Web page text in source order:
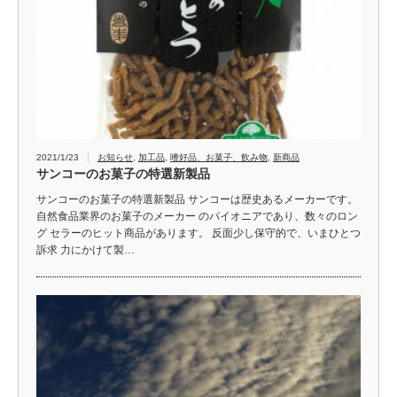
2021/1/23 お知らせ, 加工品, 嗜好品、お菓子、飲み物, 新商品
サンコーのお菓子の特選新製品
サンコーのお菓子の特選新製品 サンコーは歴史あるメーカーです。
自然食品業界のお菓子のメーカー のパイオニアであり、数々のロン
グ セラーのヒット商品があります。 反面少し保守的で、いまひとつ
訴求 力にかけて製…